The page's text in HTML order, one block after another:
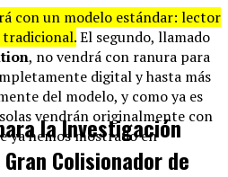
con un modelo estándar: lector
El segundo, llamado
, no vendrá con ranura para
digital y hasta más
del modelo, y como ya es
vendrán originalmente con
ya hemos mostrado en
la Investigación
Colisionador de